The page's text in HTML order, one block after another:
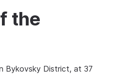
the
Bykovsky District, at 37